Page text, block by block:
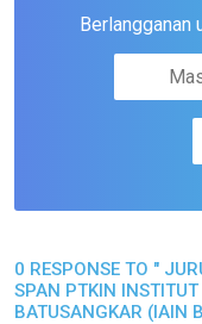
Berlangganan
0 RESPONSE TO "
SPAN PTKIN
BATUSANGKAR (IAIN